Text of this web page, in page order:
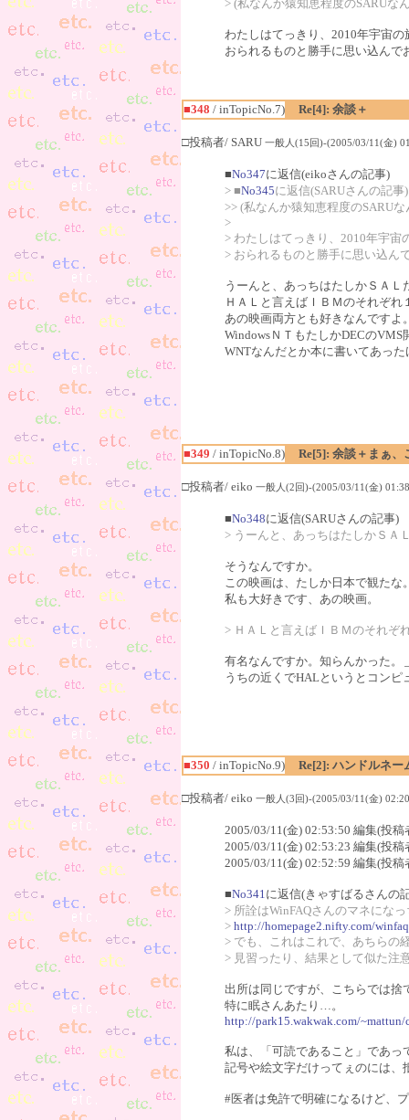
> (私なんか猿知恵程度のSARUな
わたしはてっきり、2010年宇宙
おられるものと勝手に思い込ん
■348 / inTopicNo.7) Re[4]: 余談＋
□投稿者/ SARU 一般人(15回)-(2005/03/11(金)
■No347に返信(eikoさんの記事)
> ■No345に返信(SARUさんの記事)
>> (私なんか猿知恵程度のSARU
>
> わたしはてっきり、2010年宇宙
> おられるものと勝手に思い込ん
うーんと、あっちはたしかＳＡ
ＨＡＬと言えばＩＢＭのそれぞ
あの映画両方とも好きなんですよ
WindowsＮＴもたしかDECの
WNTなんだとか本に書いてあっ
■349 / inTopicNo.8) Re[5]: 余談＋まぁ、
□投稿者/ eiko 一般人(2回)-(2005/03/11(金)
■No348に返信(SARUさんの記事)
> うーんと、あっちはたしかＳＡ
そうなんですか。
この映画は、たしか日本で観た
私も大好きです、あの映画。
> ＨＡＬと言えばＩＢＭのそれぞ
有名なんですか。知らんかった。
うちの近くでHALというとコン
■350 / inTopicNo.9) Re[2]: ハンドルネー
□投稿者/ eiko 一般人(3回)-(2005/03/11(金)
2005/03/11(金) 02:53:50 編集(投稿
2005/03/11(金) 02:53:23 編集(投稿
2005/03/11(金) 02:52:59 編集(投稿
■No341 に返信(きゃすばるさんの
> 所詮はWinFAQさんのマネにな
> http://homepage2.nifty.com/
> でも、これはこれで、あちらの
> 見習ったり、結果として似た注
出所は同じですが、こちらでは捨
特に眠さんあたり…。
http://park15.wakwak.com/
私は、「可読であること」であっ
記号や絵文字だけってぇのには、
#医者は免許で明確になるけど、